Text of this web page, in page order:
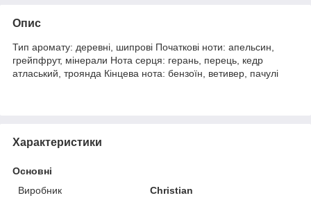
Опис
Тип аромату: деревні, шипрові Початкові ноти: апельсин,
грейпфрут, мінерали Нота серця: герань, перець, кедр
атласький, троянда Кінцева нота: бензоїн, ветивер, пачулі
Характеристики
Основні
Виробник
Christian